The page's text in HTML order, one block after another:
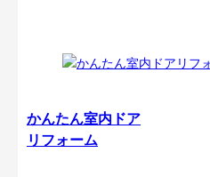
かんたん室内ドア
リフォーム